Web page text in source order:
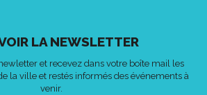
LA NEWSLETTER
et recevez dans votre boîte mail les
la ville et restés informés des événements à
venir.